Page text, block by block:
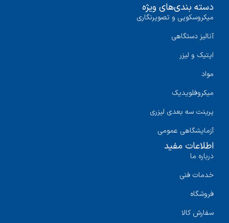
دسته بندی‌های ویژه
میکروسکوپی و تصویرنگاری
آنالیز دستگاهی
اپتیک و لیزر
مواد
میکروفلویدیک
پرینت سه‌ بعدی لیزری
آزمایشگاهی عمومی
اطلاعات مفید
درباره ما
خدمات فنی
فروشگاه
سفارش کالا